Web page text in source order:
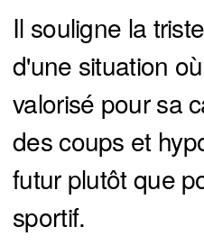
Il souligne la
d'une situation
valorisé pour sa
des coups et
futur plutôt que
sportif.